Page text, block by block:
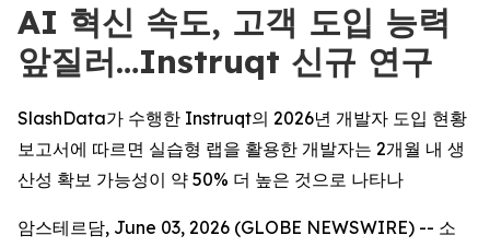
AI 혁신 속도, 고객 도입 능력
앞질러…Instruqt 신규 연구
SlashData가 수행한 Instruqt의 2026년 개발자 도입 현황
보고서에 따르면 실습형 랩을 활용한 개발자는 2개월 내 생
산성 확보 가능성이 약 50% 더 높은 것으로 나타나
암스테르담, June 03, 2026 (GLOBE NEWSWIRE) -- 소